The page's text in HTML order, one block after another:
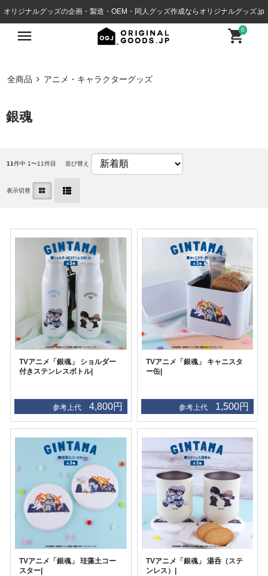
オリジナルグッズの企画・製造・OEM・同人グッズ作成ならオリジナルグッズ.jp
0
全商品 アニメ・キャラクターグッズ
銀魂
11件中 1〜11件目 並び替え
表示切替
TVアニメ「銀魂」 ショルダー
付きステンレスボトル|
参考上代 4,800円
TVアニメ「銀魂」 キャニスタ
ー缶|
参考上代 1,500円
TVアニメ「銀魂」 珪藻土コー
スター|
TVアニメ「銀魂」 湯呑（ステ
ンレス）|